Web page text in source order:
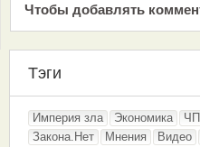
Чтобы добавлять
Тэги
Империя зла Экономика ЧП
Закона.Нет
Мнения Видео